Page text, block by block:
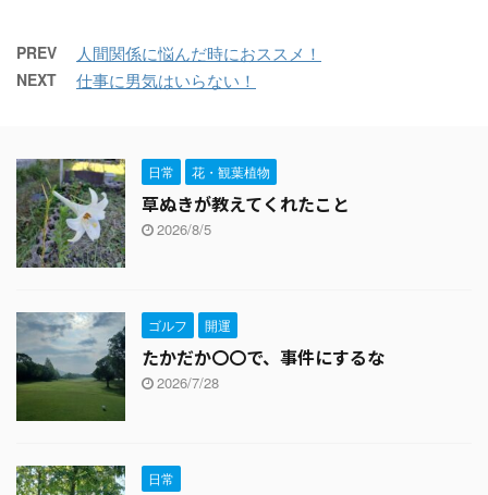
PREV 人間関係に悩んだ時におススメ！
NEXT 仕事に男気はいらない！
日常 花・観葉植物
草ぬきが教えてくれたこと
2026/8/5
ゴルフ 開運
たかだか〇〇で、事件にするな
2026/7/28
日常